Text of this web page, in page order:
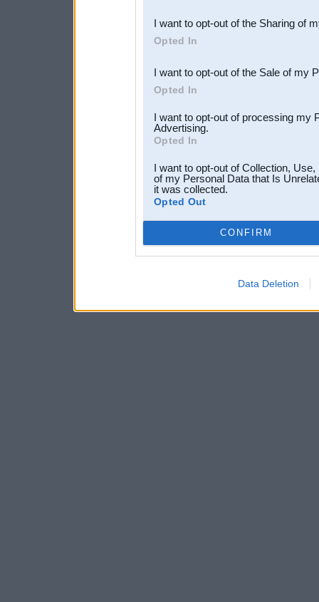
Downstream Participants
third parties.
I want to opt-out of the Sharing of
Opted In
I want to opt-out of the Sale of my
Opted In
I want to opt-out of processing my
Advertising.
Opted In
I want to opt-out of Collection,
of my Personal Data that Is
it was collected.
Opted Out
CONFIRM
Data Deletion